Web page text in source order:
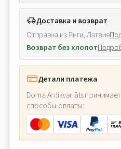
Доставка и возврат
Отправка из Риги, Латвия
Возврат без хлопот
Детали платежа
Doma Antikvariāts
способы оплаты: